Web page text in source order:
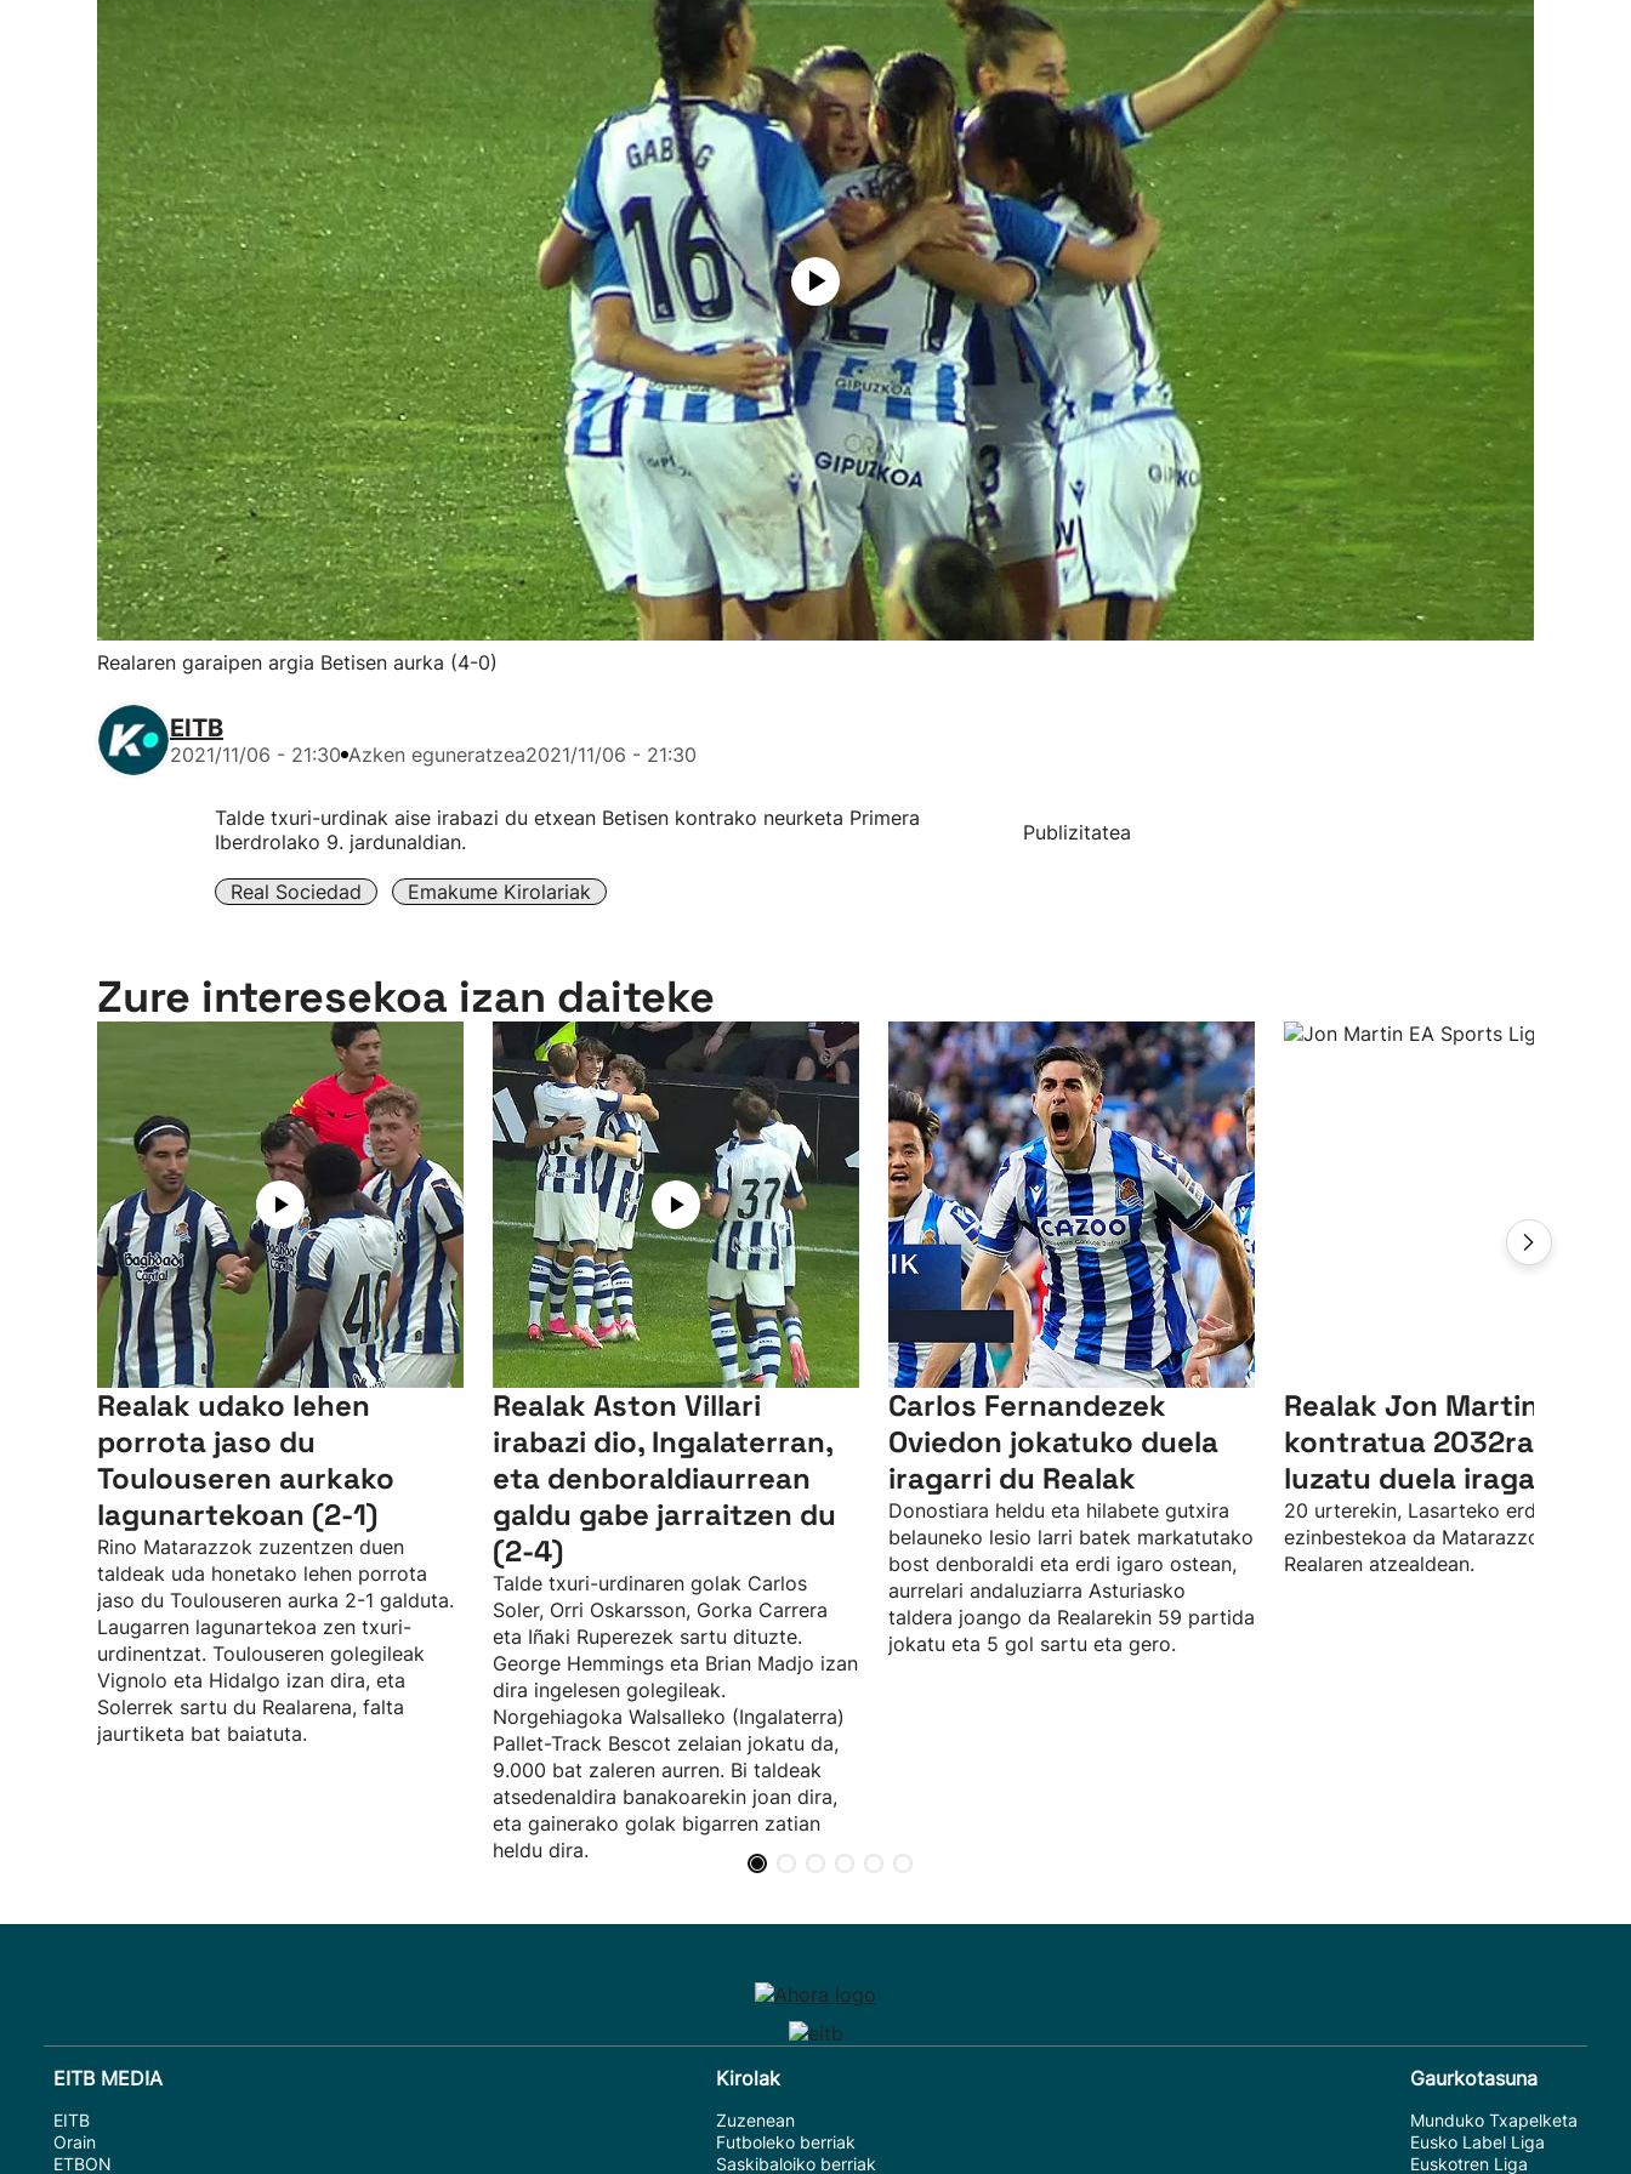
Realaren garaipen argia Betisen aurka (4-0)
EITB
2021/11/06 - 21:30 Azken eguneratzea2021/11/06 - 21:30
Talde txuri-urdinak aise irabazi du etxean Betisen kontrako neurketa Primera
Iberdrolako 9. jardunaldian.
Real Sociedad Emakume Kirolariak
Publizitatea
Zure interesekoa izan daiteke
Realak udako lehen
porrota jaso du
Toulouseren aurkako
lagunartekoan (2-1)
Rino Matarazzok zuzentzen duen
taldeak uda honetako lehen porrota
jaso du Toulouseren aurka 2-1 galduta.
Laugarren lagunartekoa zen txuri-
urdinentzat. Toulouseren golegileak
Vignolo eta Hidalgo izan dira, eta
Solerrek sartu du Realarena, falta
jaurtiketa bat baiatuta.
Realak Aston Villari
irabazi dio, Ingalaterran,
eta denboraldiaurrean
galdu gabe jarraitzen du
(2-4)
Talde txuri-urdinaren golak Carlos
Soler, Orri Oskarsson, Gorka Carrera
eta Iñaki Ruperezek sartu dituzte.
George Hemmings eta Brian Madjo izan
dira ingelesen golegileak.
Norgehiagoka Walsalleko (Ingalaterra)
Pallet-Track Bescot zelaian jokatu da,
9.000 bat zaleren aurren. Bi taldeak
atsedenaldira banakoarekin joan dira,
eta gainerako golak bigarren zatian
heldu dira.
Carlos Fernandezek
Oviedon jokatuko duela
iragarri du Realak
Donostiara heldu eta hilabete gutxira
belauneko lesio larri batek markatutako
bost denboraldi eta erdi igaro ostean,
aurrelari andaluziarra Asturiasko
taldera joango da Realarekin 59 partida
jokatu eta 5 gol sartu eta gero.
Realak Jon Martinen
kontratua 2032ra arte
luzatu duela iragarri du
20 urterekin, Lasarteko erdiko
ezinbestekoa da Matarazzorentzat
Realaren atzealdean.
EITB MEDIA
EITB
Orain
ETBON
Kirolak
Zuzenean
Futboleko berriak
Saskibaloiko berriak
Gaurkotasuna
Munduko Txapelketa
Eusko Label Liga
Euskotren Liga